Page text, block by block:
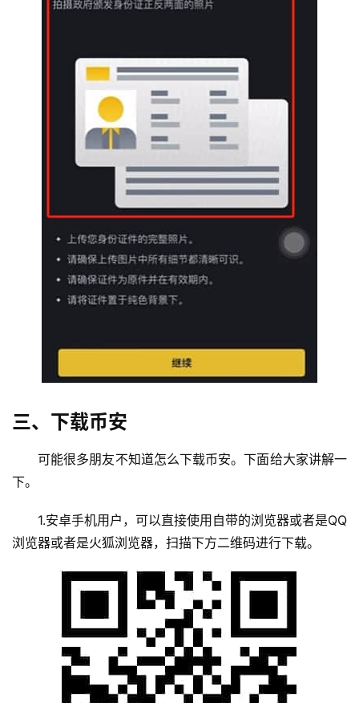
三、下载币安
可能很多朋友不知道怎么下载币安。下面给大家讲解一
下。
1.安卓手机用户，可以直接使用自带的浏览器或者是QQ
浏览器或者是火狐浏览器，扫描下方二维码进行下载。